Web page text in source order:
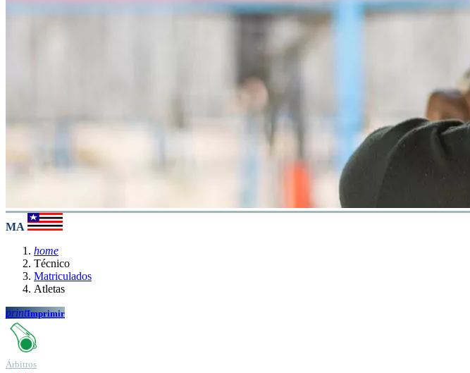
MA
home
Técnico
Matriculados
Atletas
printImprimir
Árbitros